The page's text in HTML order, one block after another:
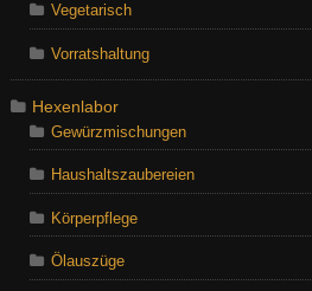
Vegetarisch
Vorratshaltung
Hexenlabor
Gewürzmischungen
Haushaltszaubereien
Körperpflege
Ölauszüge